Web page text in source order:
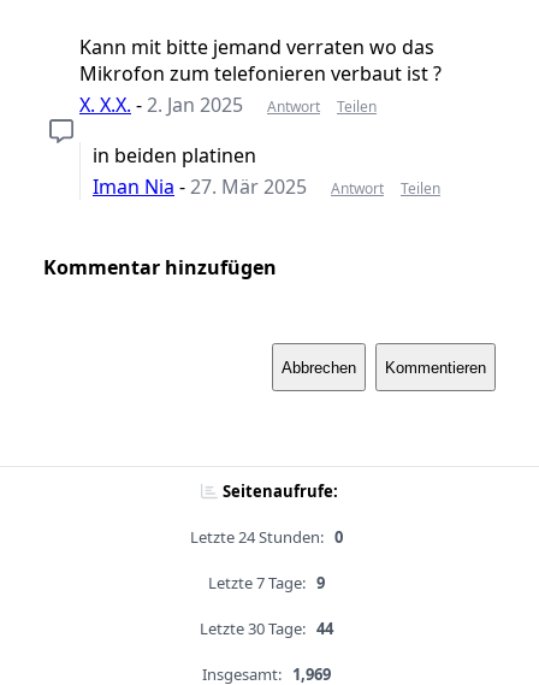
Kann mit bitte jemand verraten wo das
Mikrofon zum telefonieren verbaut ist ?
X. X.X. -2. Jan 2025 Antwort Teilen
in beiden platinen
Iman Nia -27. Mär 2025 Antwort Teilen
Kommentar hinzufügen
Abbrechen Kommentieren
Seitenaufrufe:
Letzte 24 Stunden: 0
Letzte 7 Tage: 9
Letzte 30 Tage: 44
Insgesamt: 1,969